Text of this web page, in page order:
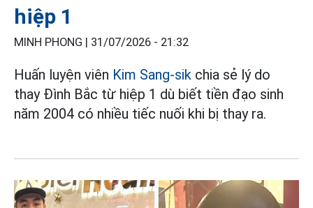
hiệp 1
MINH PHONG | 31/07/2026 - 21:32
Huấn luyện viên Kim Sang-sik chia sẻ lý do
thay Đình Bắc từ hiệp 1 dù biết tiền đạo sinh
năm 2004 có nhiều tiếc nuối khi bị thay ra.